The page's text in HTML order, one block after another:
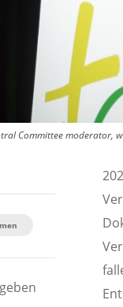
Committee